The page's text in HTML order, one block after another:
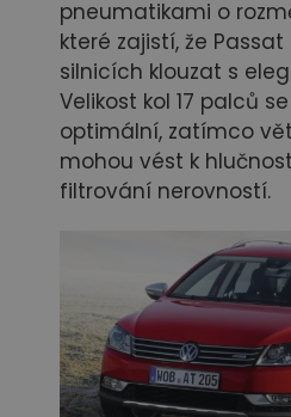
pneumatikami o
které zajistí, že
silnicích klouzat s
Velikost kol 17 palců
optimální, zatímco
mohou vést k
filtrování nerovností.